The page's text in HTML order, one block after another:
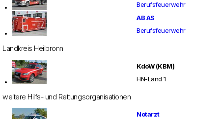
Berufsfeuerwehr
AB AS
Berufsfeuerwehr
Landkreis Heilbronn
KdoW (KBM)
HN-Land 1
weitere Hilfs- und Rettungsorganisationen
Notarzt